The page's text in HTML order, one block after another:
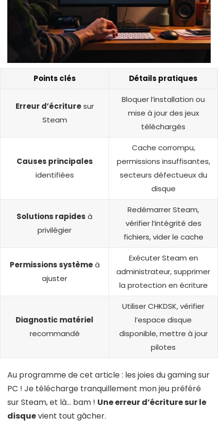
Points clés Détails pratiques
Erreur d’écrituresur
Steam
Bloquer l’installation ou
mise à jour des jeux
téléchargés
Causes principales
identifiées
Cache corrompu,
permissions insuffisantes,
secteurs défectueux du
disque
Solutions rapides à
privilégier
Redémarrer Steam,
vérifier l’intégrité des
fichiers, vider le cache
Permissions systèmeà
ajuster
Exécuter Steam en
administrateur, supprimer
la protection en écriture
Diagnostic matériel
recommandé
Utiliser CHKDSK, vérifier
l’espace disque
disponible, mettre à jour
pilotes
Au programme de cet article : les joies du gaming sur
PC ! Je télécharge tranquillement mon jeu préféré
sur Steam, et là… bam ! Une erreur d’écriture sur le
disquevient tout gâcher.